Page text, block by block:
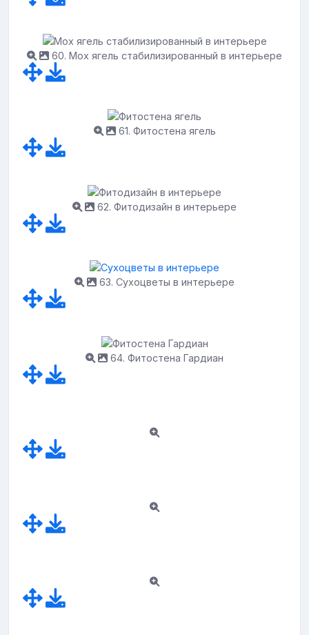
60. Мох ягель стабилизированный в интерьере
61. Фитостена ягель
62. Фитодизайн в интерьере
63. Сухоцветы в интерьере
64. Фитостена Гардиан